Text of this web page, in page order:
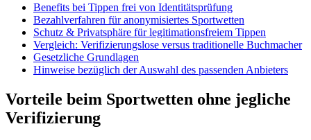
Benefits bei Tippen frei von Identitätsprüfung
Bezahlverfahren für anonymisiertes Sportwetten
Schutz & Privatsphäre für legitimationsfreiem Tippen
Vergleich: Verifizierungslose versus traditionelle Buchmacher
Gesetzliche Grundlagen
Hinweise bezüglich der Auswahl des passenden Anbieters
Vorteile beim Sportwetten ohne jegliche
Verifizierung